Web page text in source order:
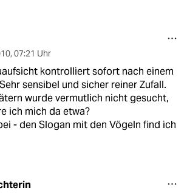
, 07:21 Uhr
kontrolliert sofort nach einem
sensibel und sicher reiner Zufall.
wurde vermutlich nicht gesucht,
ich mich da etwa?
- den Slogan mit den Vögeln find ich